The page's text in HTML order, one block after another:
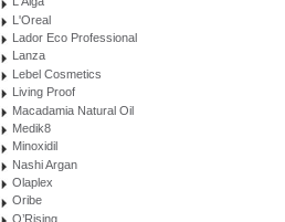
L'Oreal
Lador Eco Professional
Lanza
Lebel Cosmetics
Living Proof
Macadamia Natural Oil
Medik8
Minoxidil
Nashi Argan
Olaplex
Oribe
O’Rising